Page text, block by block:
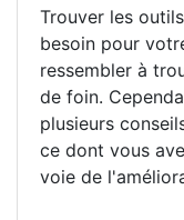
Trouver les
besoin pour
ressembler à
de foin.
plusieurs
ce dont vous
voie de